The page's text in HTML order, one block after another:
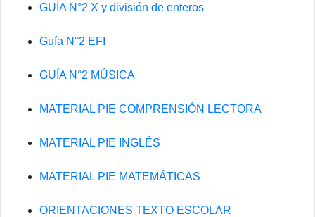
GUÍA N°2 X y división de enteros
Guía N°2 EFI
GUÍA N°2 MÚSICA
MATERIAL PIE COMPRENSIÓN LECTORA
MATERIAL PIE INGLÉS
MATERIAL PIE MATEMÁTICAS
ORIENTACIONES TEXTO ESCOLAR